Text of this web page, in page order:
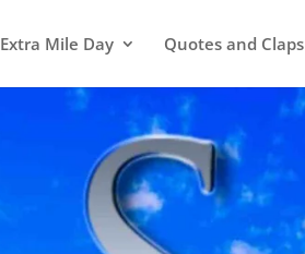
Extra Mile Day Quotes and Claps